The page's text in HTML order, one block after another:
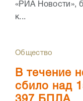
«РИА Новости»,
к...
Общество
В течение
сбило над